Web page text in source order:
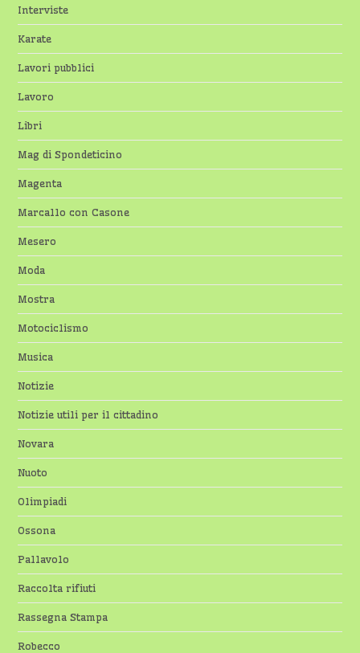
Interviste
Karate
Lavori pubblici
Lavoro
Libri
Mag di Spondeticino
Magenta
Marcallo con Casone
Mesero
Moda
Mostra
Motociclismo
Musica
Notizie
Notizie utili per il cittadino
Novara
Nuoto
Olimpiadi
Ossona
Pallavolo
Raccolta rifiuti
Rassegna Stampa
Robecco